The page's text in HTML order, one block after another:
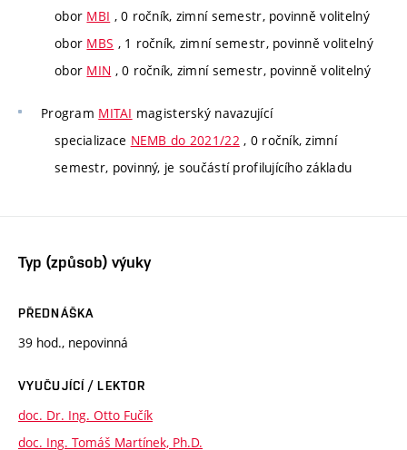
obor MBI , 0 ročník, zimní semestr, povinně volitelný
obor MBS , 1 ročník, zimní semestr, povinně volitelný
obor MIN , 0 ročník, zimní semestr, povinně volitelný
Program MITAI magisterský navazující
specializace NEMB do 2021/22, 0 ročník, zimní
semestr, povinný, je součástí profilujícího základu
Typ (způsob) výuky
PŘEDNÁŠKA
39 hod., nepovinná
VYUČUJÍCÍ / LEKTOR
doc. Dr. Ing. Otto Fučík
doc. Ing. Tomáš Martínek, Ph.D.